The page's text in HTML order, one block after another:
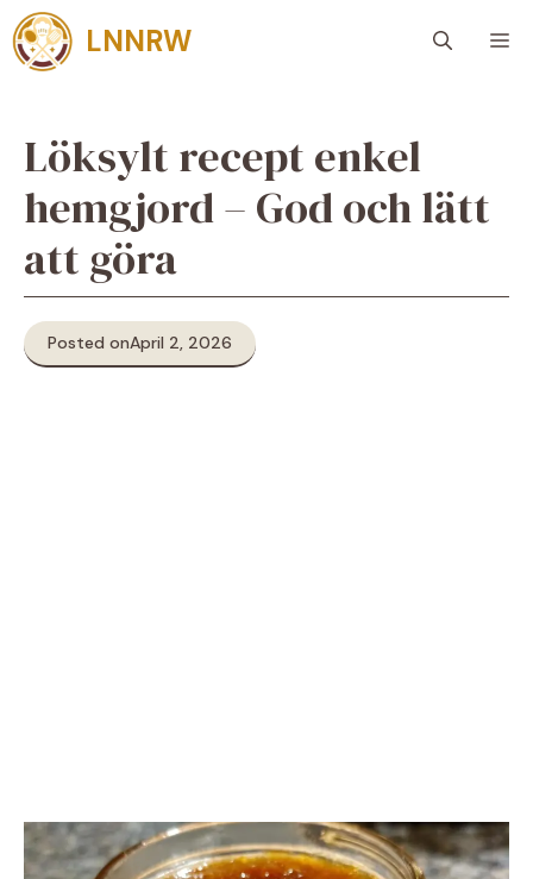
Skip
to
content
LNNRW
Löksylt recept enkel
hemgjord – God och lätt
att göra
Posted onApril 2, 2026